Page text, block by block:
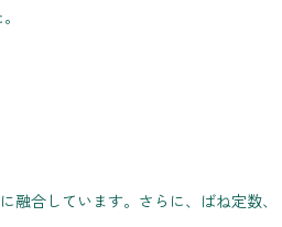
合しています。さらに、ばね定数、